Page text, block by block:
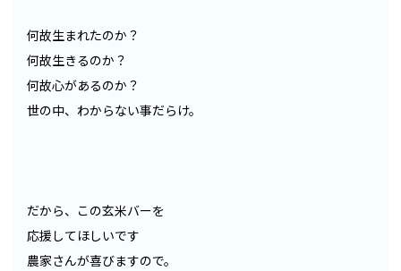
何故生まれたのか？
何故生きるのか？
何故心があるのか？
世の中、わからない事だらけ。
だから、この玄米バーを
応援してほしいです
農家さんが喜びますので。